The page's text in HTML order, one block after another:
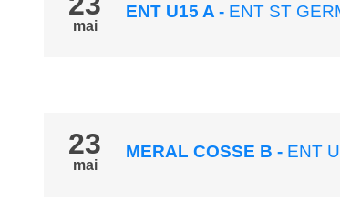
mai
ENT U15 A - ENT ST
23
mai
MERAL COSSE B - ENT